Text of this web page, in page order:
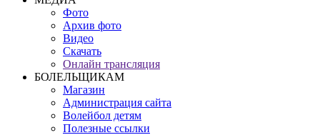
Фото
Архив фото
Видео
Скачать
Онлайн трансляция
БОЛЕЛЬЩИКАМ
Магазин
Администрация сайта
Волейбол детям
Полезные ссылки